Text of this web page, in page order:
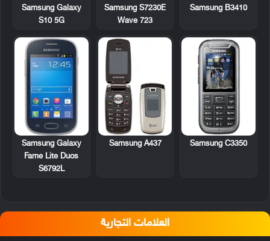
Samsung B3410
Samsung S7230E
Wave 723
Samsung Galaxy
S10 5G
Samsung C3350
Samsung A437
Samsung Galaxy
Fame Lite Duos
S6792L
العلامات التجارية